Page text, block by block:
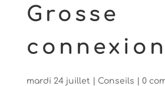
Grosse
mardi 24 juillet Conseils 0